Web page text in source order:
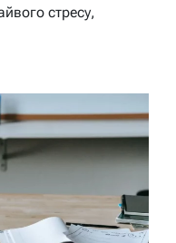
стресу,